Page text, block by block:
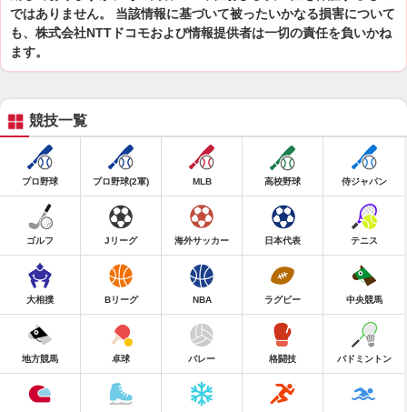
ではありません。 当該情報に基づいて被ったいかなる損害について
も、株式会社NTTドコモおよび情報提供者は一切の責任を負いかね
ます。
競技一覧
プロ野球 プロ野球(2軍) MLB 高校野球 侍ジャパン
ゴルフ Jリーグ 海外サッカー 日本代表 テニス
大相撲 Bリーグ NBA ラグビー 中央競馬
地方競馬 卓球 バレー 格闘技 バドミントン